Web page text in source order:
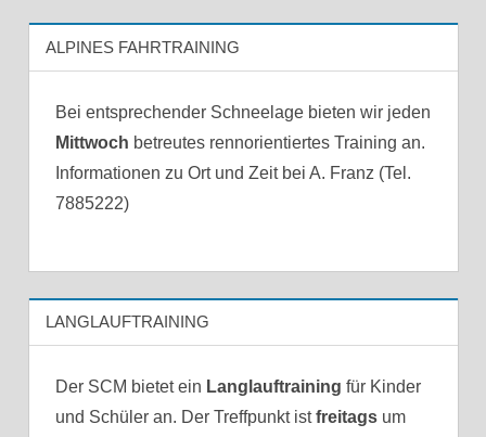
ALPINES FAHRTRAINING
Bei entsprechender Schneelage bieten wir jeden
Mittwoch betreutes rennorientiertes Training an.
Informationen zu Ort und Zeit bei A. Franz (Tel.
7885222)
LANGLAUFTRAINING
Der SCM bietet ein Langlauftraining für Kinder
und Schüler an. Der Treffpunkt istfreitagsum